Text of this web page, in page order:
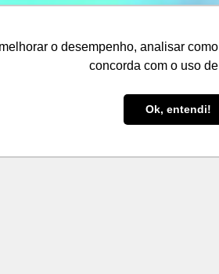
o desempenho, analisar
concorda com o uso
Ok, entendi!